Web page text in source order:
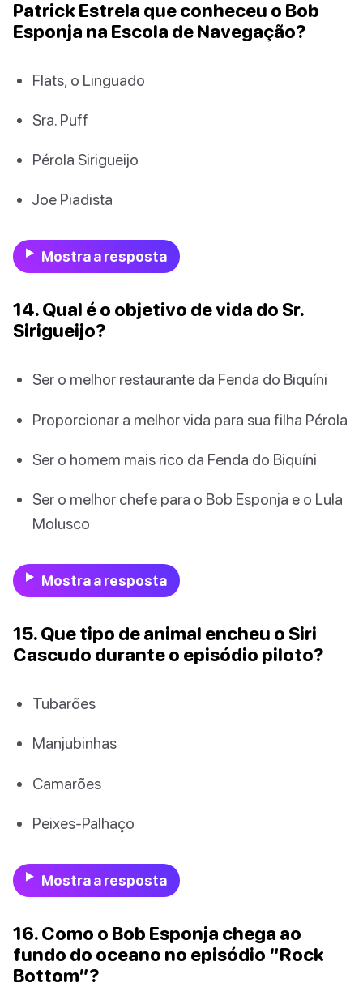
Patrick Estrela que conheceu o Bob
Esponja na Escola de Navegação?
Flats, o Linguado
Sra. Puff
Pérola Sirigueijo
Joe Piadista
Mostra a resposta
14. Qual é o objetivo de vida do Sr.
Sirigueijo?
Ser o melhor restaurante da Fenda do Biquíni
Proporcionar a melhor vida para sua filha Pérola
Ser o homem mais rico da Fenda do Biquíni
Ser o melhor chefe para o Bob Esponja e o Lula
Molusco
Mostra a resposta
15. Que tipo de animal encheu o Siri
Cascudo durante o episódio piloto?
Tubarões
Manjubinhas
Camarões
Peixes-Palhaço
Mostra a resposta
16. Como o Bob Esponja chega ao
fundo do oceano no episódio “Rock
Bottom”?